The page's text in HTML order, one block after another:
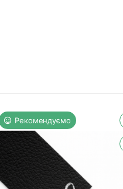
Рекомендуємо